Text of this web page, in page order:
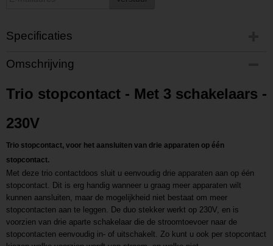
Specificaties
Productcode
P202403041119
L202403041119
Omschrijving
Trio stopcontact - Met 3 schakelaars -
230V
Trio stopcontact, voor het aansluiten van drie apparaten op één
stopcontact.
Met deze trio contactdoos sluit u eenvoudig drie apparaten aan op één
stopcontact. Dit is erg handig wanneer u graag meer apparaten wilt
kunnen aansluiten, maar de mogelijkheid niet bestaat om meer
stopcontacten aan te leggen. De duo stekker werkt op 230V, en is
voorzien van drie aparte schakelaar die de stroomtoevoer naar de
stopcontacten eenvoudig in- of uitschakelt. Zo kunt u ook per stopcontact